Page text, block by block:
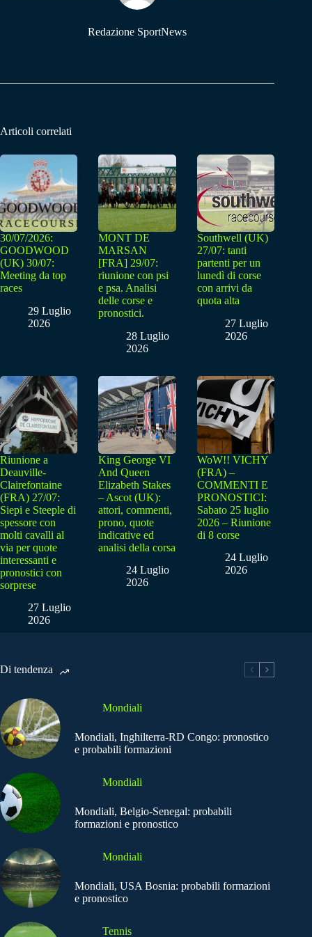
Redazione SportNews
Articoli correlati
30/07/2026:
GOODWOOD
(UK) 30/07:
Meeting da top
races
29 Luglio
2026
MONT DE
MARSAN
[FRA] 29/07:
riunione con psi
e psa. Analisi
delle corse e
pronostici.
28 Luglio
2026
Southwell (UK)
27/07: tanti
partenti per un
lunedì di corse
con arrivi da
quota alta
27 Luglio
2026
Riunione a
Deauville-
Clairefontaine
(FRA) 27/07:
Siepi e Steeple di
spessore con
molti cavalli al
via per quote
interessanti e
pronostici con
sorprese
27 Luglio
2026
King George VI
And Queen
Elizabeth Stakes
– Ascot (UK):
attori, commenti,
prono, quote
indicative ed
analisi della corsa
24 Luglio
2026
WoW!! VICHY
(FRA) –
COMMENTI E
PRONOSTICI:
Sabato 25 luglio
2026 – Riunione
di 8 corse
24 Luglio
2026
Di tendenza
Mondiali
Mondiali, Inghilterra-RD Congo: pronostico
e probabili formazioni
Mondiali
Mondiali, Belgio-Senegal: probabili
formazioni e pronostico
Mondiali
Mondiali, USA Bosnia: probabili formazioni
e pronostico
Tennis